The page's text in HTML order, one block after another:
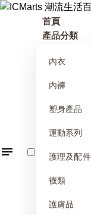
首頁
產品分類
內衣
內褲
塑身產品
運動系列
護理及配件
襪類
護膚品